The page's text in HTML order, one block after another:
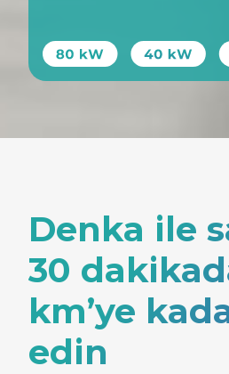
Denka ile
30
km’ye
edin